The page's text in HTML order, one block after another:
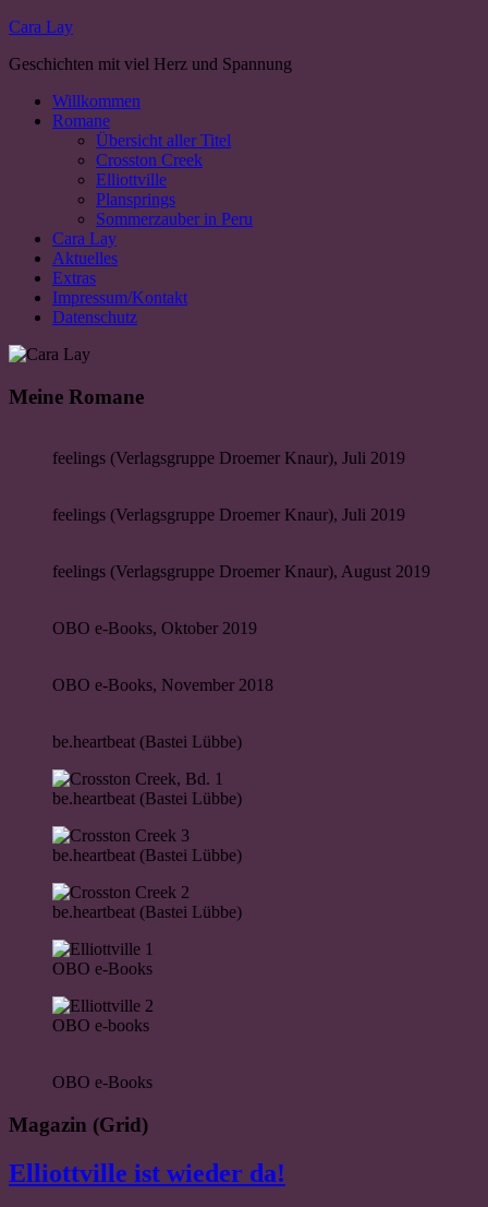
Cara Lay
Geschichten mit viel Herz und Spannung
Willkommen
Romane
Übersicht aller Titel
Crosston Creek
Elliottville
Plansprings
Sommerzauber in Peru
Cara Lay
Aktuelles
Extras
Impressum/Kontakt
Datenschutz
Meine Romane
feelings (Verlagsgruppe Droemer Knaur), Juli 2019
feelings (Verlagsgruppe Droemer Knaur), Juli 2019
feelings (Verlagsgruppe Droemer Knaur), August 2019
OBO e-Books, Oktober 2019
OBO e-Books, November 2018
be.heartbeat (Bastei Lübbe)
be.heartbeat (Bastei Lübbe)
be.heartbeat (Bastei Lübbe)
be.heartbeat (Bastei Lübbe)
OBO e-Books
OBO e-books
OBO e-Books
Magazin (Grid)
Elliottville ist wieder da!